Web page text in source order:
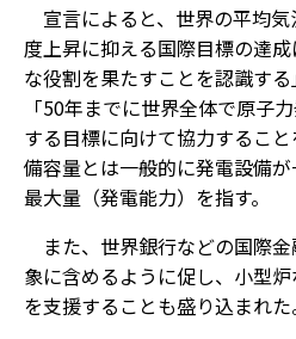
宣言によると、世界の平均
度上昇に抑える国際目標の達
な役割を果たすことを認識す
「50年までに世界全体で原子
する目標に向けて協力するこ
備容量とは一般的に発電設備
最大量（発電能力）を指す。
また、世界銀行などの国際
象に含めるように促し、小型
を支援することも盛り込まれた